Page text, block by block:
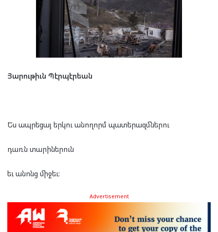
Յարութիւն Պէրպէրեան
Ես ապրեցայ երկու անողորմ պատերազմներու
դառն տարիներուն
եւ անոնց միջեւ:
Advertisement